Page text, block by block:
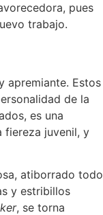
pues
trabajo.
apremiante. Estos
de la
es una
fiereza juvenil, y
atiborrado todo
y estribillos
, se torna